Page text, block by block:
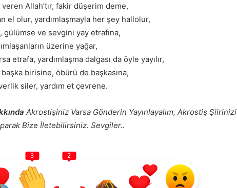
Allah’tır, fakir düşerim deme,
el olur, yardımlaşmayla her şey hallolur,
gülümse ve sevgini yay etrafına,
üzerine yağar,
etrafa, yardımlaşma dalgası da öyle yayılır,
birisine, öbürü de başkasına,
siler, yardım et çevrene.
Akrostişiniz Varsa Gönderin Yayınlayalım, Akrostiş Şiirinizi
Bize İletebilirsiniz. Sevgiler..
3 2